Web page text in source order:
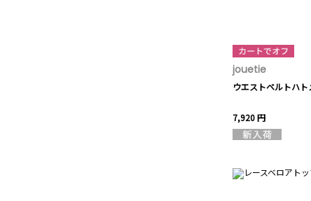
jouetie
ウエストベルトハ
7,920 円